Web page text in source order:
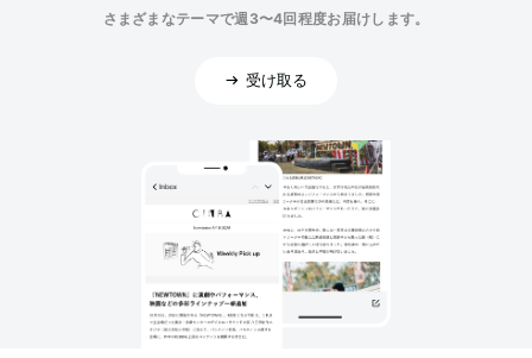
さまざまなテーマで週3〜4回程度お届けします。
受け取る